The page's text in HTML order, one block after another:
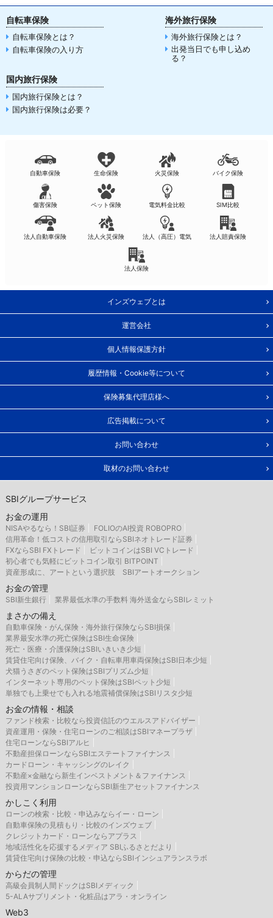
自転車保険
自転車保険とは？
自転車保険の入り方
海外旅行保険
海外旅行保険とは？
出発当日でも申し込め
る？
国内旅行保険
国内旅行保険とは？
国内旅行保険は必要？
自動車保険 生命保険 火災保険 バイク保険
傷害保険 ペット保険 電気料金比較 SIM比較
法人自動車保険 法人火災保険 法人（高圧）電気 法人賠責保険
法人保険
インズウェブとは
運営会社
個人情報保護方針
履歴情報・Cookie等について
保険募集代理店様へ
広告掲載について
お問い合わせ
取材のお問い合わせ
SBIグループサービス
お金の運用
NISAやるなら！SBI証券
FOLIOのAI投資 ROBOPRO
信用革命！低コストの信用取引ならSBIネオトレード証券
FXならSBI FXトレード
ビットコインはSBI VCトレード
初心者でも気軽にビットコイン取引 BITPOINT
資産形成に、アートという選択肢 SBIアートオークション
お金の管理
SBI新生銀行 業界最低水準の手数料 海外送金ならSBIレミット
まさかの備え
自動車保険・がん保険・海外旅行保険ならSBI損保
業界最安水準の死亡保険はSBI生命保険
死亡・医療・介護保険はSBIいきいき少短
賃貸住宅向け保険、バイク・自転車用車両保険はSBI日本少短
犬猫うさぎのペット保険はSBIプリズム少短
インターネット専用のペット保険はSBIペット少短
単独でも上乗せでも入れる地震補償保険はSBIリスタ少短
お金の情報・相談
ファンド検索・比較なら投資信託のウエルスアドバイザー
資産運用・保険・住宅ローンのご相談はSBIマネープラザ
住宅ローンならSBIアルヒ
不動産担保ローンならSBIエステートファイナンス
カードローン・キャッシングのレイク
不動産×金融なら新生インベストメント＆ファイナンス
投資用マンションローンならSBI新生アセットファイナンス
かしこく利用
ローンの検索・比較・申込みならイー・ローン
自動車保険の見積もり・比較のインズウェブ
クレジットカード・ローンならアプラス
地域活性化を応援するメディア SBIふるさとだより
賃貸住宅向け保険の比較・申込ならSBIインシュアランスラボ
からだの管理
高級会員制人間ドックはSBIメディック
5-ALAサプリメント・化粧品はアラ・オンライン
Web3